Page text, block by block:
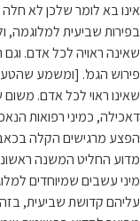
אינו בא לומר שלכן לא
בפירות שביעית למלוגמה,
שאינה ראויה לכל אדם. וגם
פירוש הגמ'. [ומשמע
שאינו ראוי לכל אדם.
דאכילה, כמיני רפואות
הפצע מרגישים הקלה בכאב
מדוע החליט המשנה
מיני עשבים שמיוחדים
עליהם קדושת שביעית, בזה